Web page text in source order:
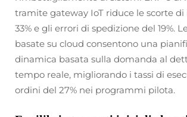
tramite gateway IoT riduce le scorte
33% e gli errori di spedizione del 19%.
basate su cloud consentono una
dinamica basata sulla domanda al
tempo reale, migliorando i tassi di
ordini del 27% nei programmi pilota.